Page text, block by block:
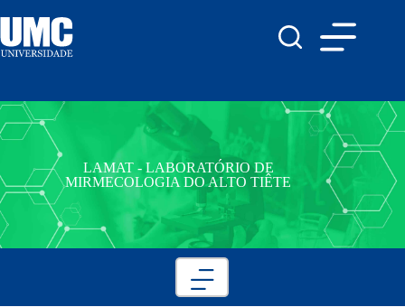
LAMAT - LABORATÓRIO DE
MIRMECOLOGIA DO ALTO TIÊTE